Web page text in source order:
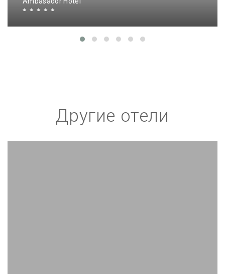
Другие отели